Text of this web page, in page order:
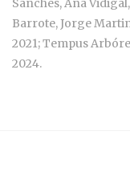
Sanches, Ana
Barrote, Jorge
2021; Tempus
2024.